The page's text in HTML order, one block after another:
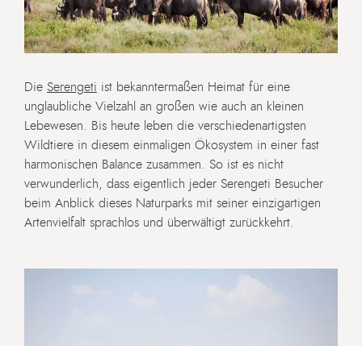
Die Serengeti ist bekanntermaßen Heimat für eine
unglaubliche Vielzahl an großen wie auch an kleinen
Lebewesen. Bis heute leben die verschiedenartigsten
Wildtiere in diesem einmaligen Ökosystem in einer fast
harmonischen Balance zusammen. So ist es nicht
verwunderlich, dass eigentlich jeder Serengeti Besucher
beim Anblick dieses Naturparks mit seiner einzigartigen
Artenvielfalt sprachlos und überwältigt zurückkehrt.